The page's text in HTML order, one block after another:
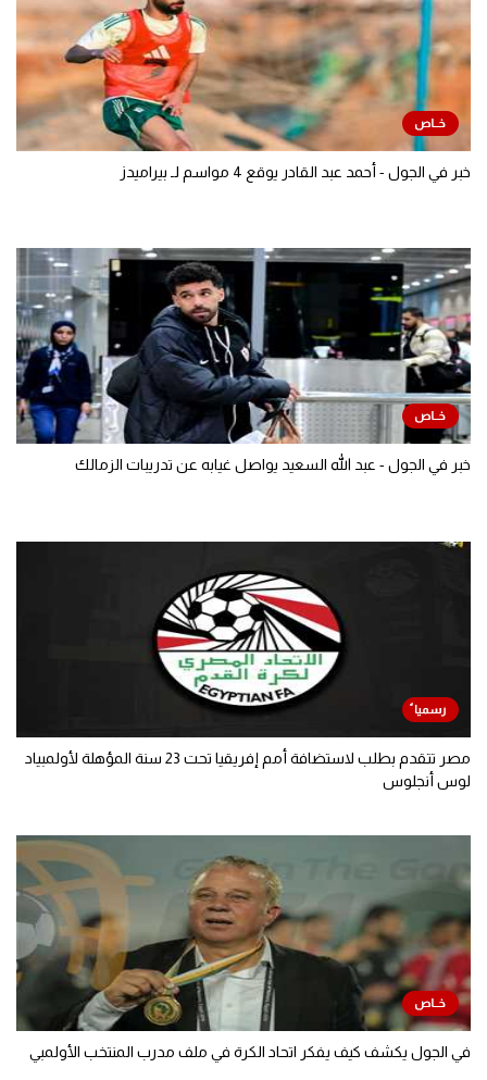
خبر في الجول - أحمد عبد القادر يوقع 4 مواسم لـ بيراميدز
خبر في الجول - عبد الله السعيد يواصل غيابه عن تدريبات الزمالك
مصر تتقدم بطلب لاستضافة أمم إفريقيا تحت 23 سنة المؤهلة لأولمبياد
لوس أنجلوس
في الجول يكشف كيف يفكر اتحاد الكرة في ملف مدرب المنتخب الأولمبي